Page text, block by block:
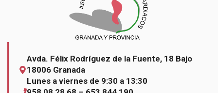
Avda. Félix Rodríguez de la Fuente, 18 Bajo
18006 Granada
Lunes a viernes de 9:30 a 13:30